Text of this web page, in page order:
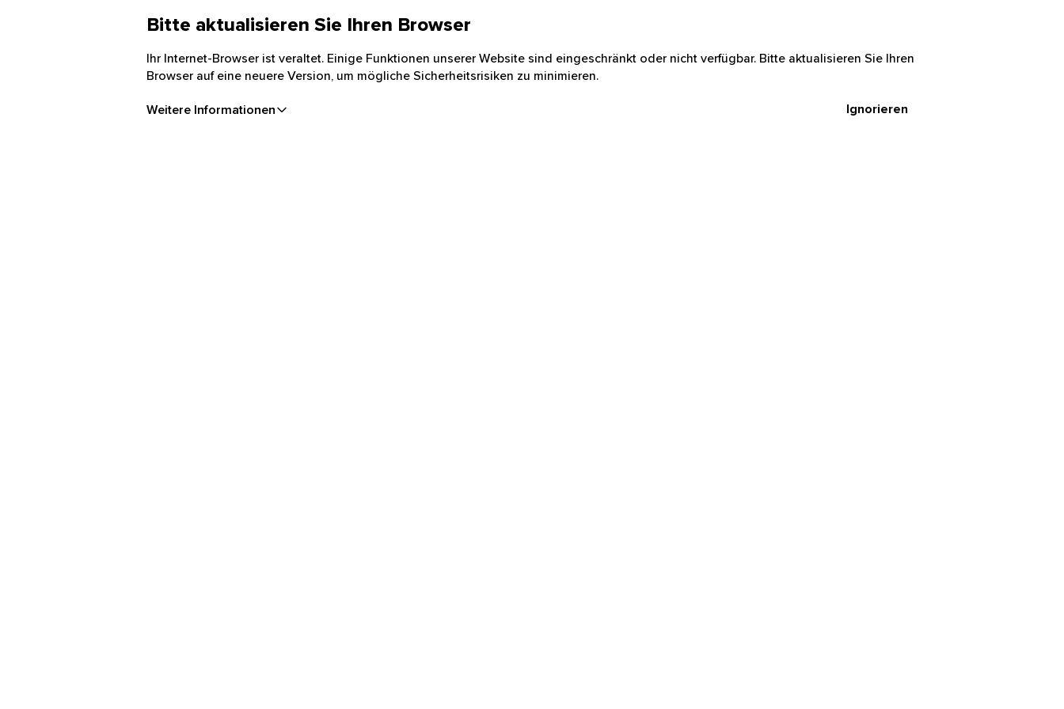
Bitte aktualisieren Sie Ihren Browser
Ihr Internet-Browser ist veraltet. Einige Funktionen unserer Website sind eingeschränkt oder nicht verfügbar. Bitte aktualisieren Sie Ihren
Browser auf eine neuere Version, um mögliche Sicherheitsrisiken zu minimieren.
Weitere Informationen Ignorieren